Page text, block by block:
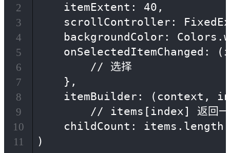
    itemExtent: 40,
scrollController:
backgroundColor:
onSelectedItemChanged:
        // 选择
    },
itemBuilder: (context,
// items[index] 返回一
    childCount: items.length,
)
2
3
4
5
6
7
8
9
10
11